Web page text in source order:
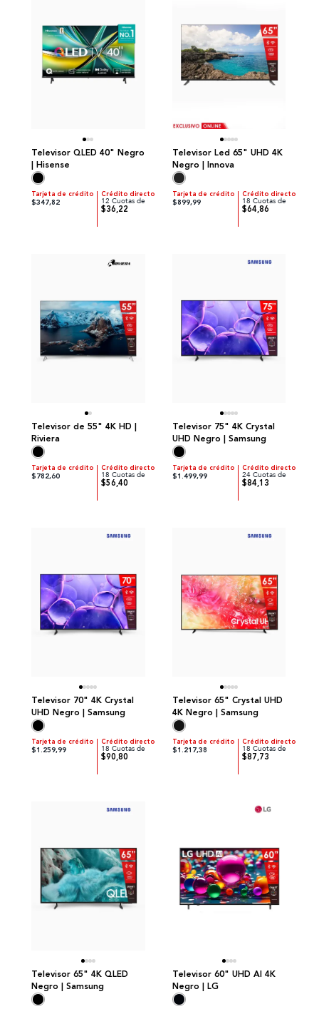
Televisor QLED 40" Negro
| Hisense
Tarjeta de crédito
$347,82
Crédito directo
12 Cuotas de
$36,22
Televisor Led 65" UHD 4K
Negro | Innova
Tarjeta de crédito
$899,99
Crédito directo
18 Cuotas de
$64,86
Televisor de 55" 4K HD |
Riviera
Tarjeta de crédito
$782,60
Crédito directo
18 Cuotas de
$56,40
Televisor 75" 4K Crystal
UHD Negro | Samsung
Tarjeta de crédito
$1.499,99
Crédito directo
24 Cuotas de
$84,13
Televisor 70" 4K Crystal
UHD Negro | Samsung
Tarjeta de crédito
$1.259,99
Crédito directo
18 Cuotas de
$90,80
Televisor 65" Crystal UHD
4K Negro | Samsung
Tarjeta de crédito
$1.217,38
Crédito directo
18 Cuotas de
$87,73
Televisor 65" 4K QLED
Negro | Samsung
Televisor 60" UHD AI 4K
Negro | LG